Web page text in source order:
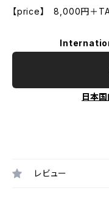
【price】 8,000円＋
日本
レビュー